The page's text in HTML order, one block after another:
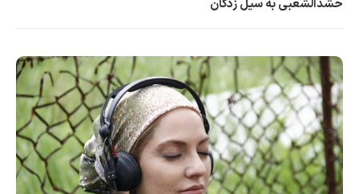
حشدالشعبی به سیل زدگان